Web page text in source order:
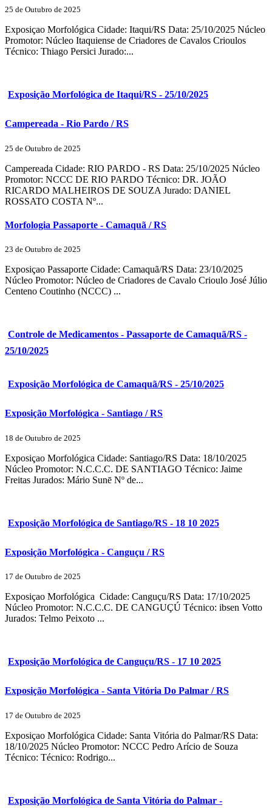
25 de Outubro de 2025
Exposiçao Morfológica Cidade: Itaqui/RS Data: 25/10/2025 Núcleo
Promotor: Núcleo Itaquiense de Criadores de Cavalos Crioulos
Técnico: Thiago Persici Jurado:...
Exposição Morfológica de Itaqui/RS - 25/10/2025
Campereada - Rio Pardo / RS
25 de Outubro de 2025
Campereada Cidade: RIO PARDO - RS Data: 25/10/2025 Núcleo
Promotor: NCCC DE RIO PARDO Técnico: DR. JOÃO
RICARDO MALHEIROS DE SOUZA Jurado: DANIEL
ROSSATO COSTA Nº...
Morfologia Passaporte - Camaquã / RS
23 de Outubro de 2025
Exposiçao Passaporte Cidade: Camaquã/RS Data: 23/10/2025
Núcleo Promotor: Núcleo de Criadores de Cavalo Crioulo José Júlio
Centeno Coutinho (NCCC) ...
Controle de Medicamentos - Passaporte de Camaquã/RS -
25/10/2025
Exposição Morfológica de Camaquã/RS - 25/10/2025
Exposição Morfológica - Santiago / RS
18 de Outubro de 2025
Exposiçao Morfológica Cidade: Santiago/RS Data: 18/10/2025
Núcleo Promotor: N.C.C.C. DE SANTIAGO Técnico: Jaime
Freitas Jurados: Mário Sunē Nº de...
Exposição Morfológica de Santiago/RS - 18 10 2025
Exposição Morfológica - Canguçu / RS
17 de Outubro de 2025
Exposiçao Morfológica Cidade: Canguçu/RS Data: 17/10/2025
Núcleo Promotor: N.C.C.C. DE CANGUÇÚ Técnico: ibsen Votto
Jurados: Telmo Peixoto ...
Exposição Morfológica de Canguçu/RS - 17 10 2025
Exposição Morfológica - Santa Vitória Do Palmar / RS
17 de Outubro de 2025
Exposiçao Morfológica Cidade: Santa Vitória do Palmar/RS Data:
18/10/2025 Núcleo Promotor: NCCC Pedro Arício de Souza
Técnico: Técnico: Rodrigo...
Exposição Morfológica de Santa Vitória do Palmar -